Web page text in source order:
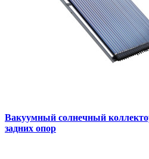
Вакуумный солнечный
задних опор